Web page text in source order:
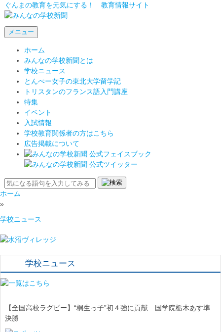
ぐんまの教育を元気にする！ 教育情報サイト
メニュー
ホーム
みんなの学校新聞とは
学校ニュース
とんぺー女子の東北大学留学記
トリスタンのフランス語入門講座
特集
イベント
入試情報
学校教育関係者の方はこちら
広告掲載について
ホーム
»
学校ニュース
学校ニュース
【全国高校ラグビー】“桐生っ子”初４強に貢献 国学院栃木あす準
決勝